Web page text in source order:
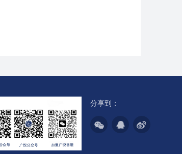
分享到：